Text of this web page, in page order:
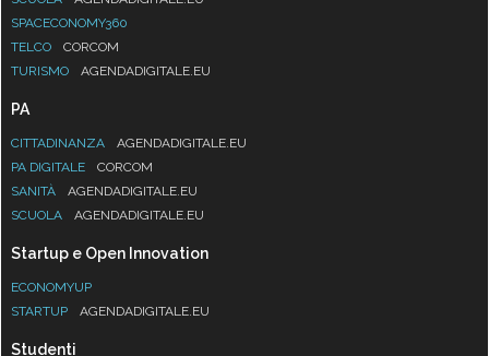
SPACECONOMY360
TELCO
CORCOM
TURISMO
AGENDADIGITALE.EU
PA
CITTADINANZA
AGENDADIGITALE.EU
PA DIGITALE
CORCOM
SANITÀ
AGENDADIGITALE.EU
SCUOLA
AGENDADIGITALE.EU
Startup e Open Innovation
ECONOMYUP
STARTUP
AGENDADIGITALE.EU
Studenti